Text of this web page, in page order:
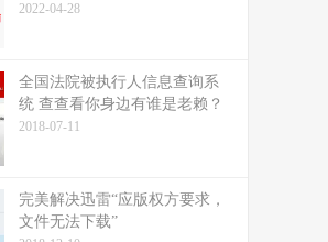
2022-04-28
全国法院被执行人信息查询系
统 查查看你身边有谁是老赖？
2018-07-11
完美解决迅雷“应版权方要求，
文件无法下载”